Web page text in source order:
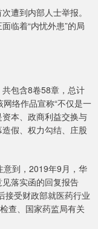
到内部人士举报。
临着“内忧外患”的局
包含8卷58章，总计
络作品宣称“不仅是一
本、政商利益交换与
假、权力勾结、庄股
到，2019年9月，华
落实函的回复报告
接受财政部就医药行业
查、国家药监局有关